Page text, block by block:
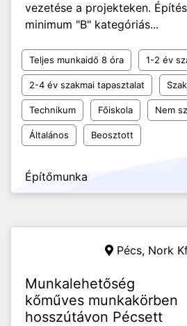
vezetése a projekteken.
minimum "B" kategóriás...
Teljes munkaidő 8 óra 1-2 év
2-4 év szakmai tapasztalat
Technikum Főiskola Nem
Általános Beosztott
Építőmunka
Pécs, Nork
Munkalehetőség
kőműves munkakörben
hosszútávon Pécsett